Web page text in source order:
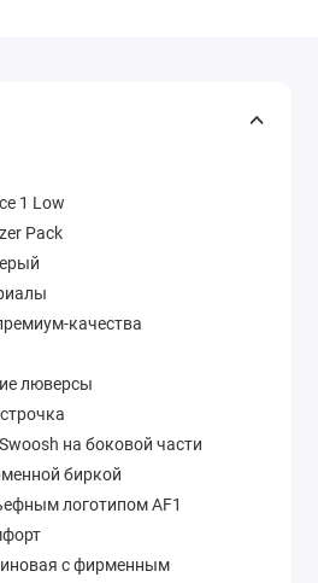
1 Low
Pack
качества
люверсы
на боковой части
биркой
логотипом AF1
с фирменным